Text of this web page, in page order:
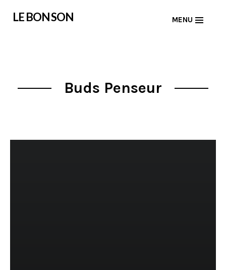
LE BON SON MENU
Buds Penseur